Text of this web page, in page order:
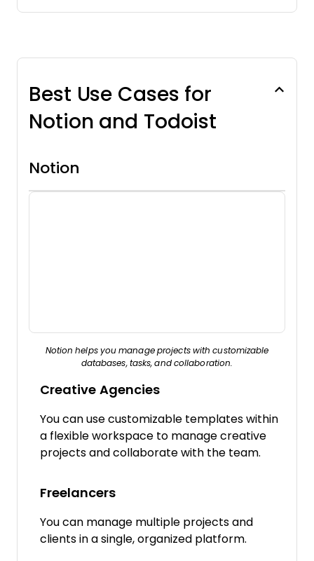
Best Use Cases for
Notion and Todoist
Notion
Notion helps you manage projects with customizable
databases, tasks, and collaboration.
Creative Agencies
You can use customizable templates within
a flexible workspace to manage creative
projects and collaborate with the team.
Freelancers
You can manage multiple projects and
clients in a single, organized platform.